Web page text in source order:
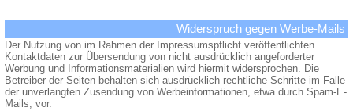
Widerspruch gegen Werbe-Mails
Der Nutzung von im Rahmen der Impressumspflicht veröffentlichten
Kontaktdaten zur Übersendung von nicht ausdrücklich angeforderter
Werbung und Informationsmaterialien wird hiermit widersprochen. Die
Betreiber der Seiten behalten sich ausdrücklich rechtliche Schritte im Falle
der unverlangten Zusendung von Werbeinformationen, etwa durch Spam-E-
Mails, vor.